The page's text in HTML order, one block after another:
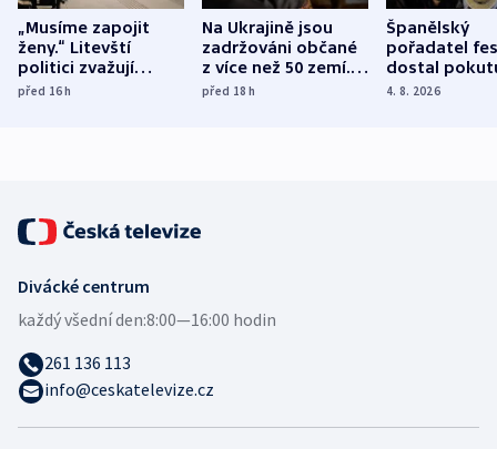
„Musíme zapojit
ženy.“ Litevští
politici zvažují
dohodu o
před 16h
Na Ukrajině jsou
zadržováni občané
z více než 50 zemí.
Bojovali na straně
před 18h
Španělský
pořadatel
dostal
nekalé
4. 8. 2026
Divácké centrum
každý všední den:8:00—16:00 hodin
261 136 113
info@ceskatelevize.cz